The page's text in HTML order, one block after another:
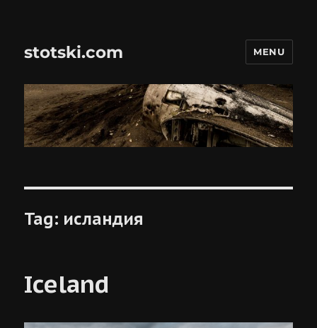
stotski.com MENU
Tag: исландия
Iceland